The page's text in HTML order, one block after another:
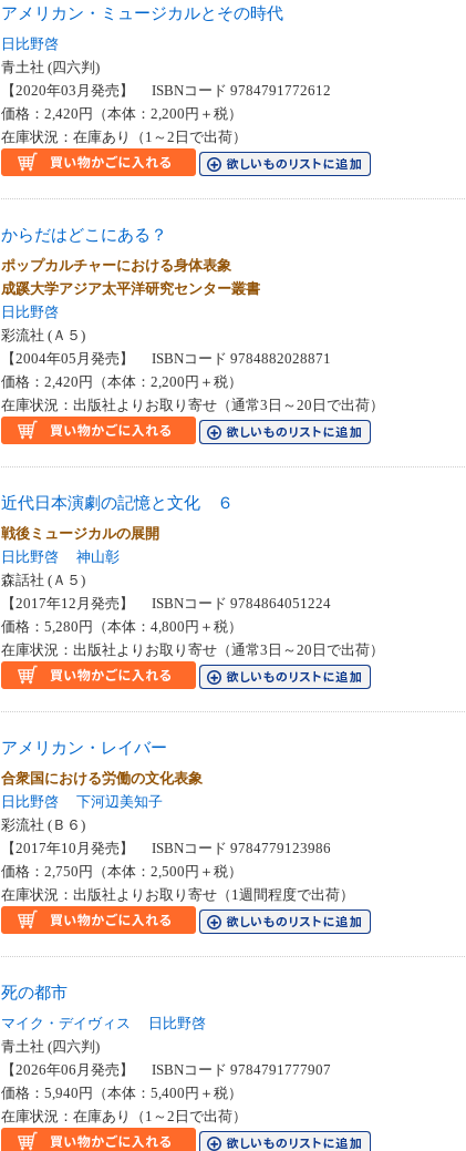
アメリカン・ミュージカルとその時代
日比野啓
青土社 (四六判)
【2020年03月発売】 ISBNコード 9784791772612
価格：2,420円（本体：2,200円＋税）
在庫状況：在庫あり（1～2日で出荷）
からだはどこにある？
ポップカルチャーにおける身体表象
成蹊大学アジア太平洋研究センター叢書
日比野啓
彩流社 (Ａ５)
【2004年05月発売】 ISBNコード 9784882028871
価格：2,420円（本体：2,200円＋税）
在庫状況：出版社よりお取り寄せ（通常3日～20日で出荷）
近代日本演劇の記憶と文化 ６
戦後ミュージカルの展開
日比野啓
神山彰
森話社 (Ａ５)
【2017年12月発売】 ISBNコード 9784864051224
価格：5,280円（本体：4,800円＋税）
在庫状況：出版社よりお取り寄せ（通常3日～20日で出荷）
アメリカン・レイバー
合衆国における労働の文化表象
日比野啓
下河辺美知子
彩流社 (Ｂ６)
【2017年10月発売】 ISBNコード 9784779123986
価格：2,750円（本体：2,500円＋税）
在庫状況：出版社よりお取り寄せ（1週間程度で出荷）
死の都市
マイク・デイヴィス
日比野啓
青土社 (四六判)
【2026年06月発売】 ISBNコード 9784791777907
価格：5,940円（本体：5,400円＋税）
在庫状況：在庫あり（1～2日で出荷）